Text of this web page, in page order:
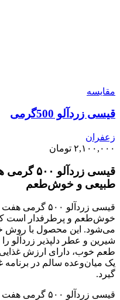
مقايسه
قیسی زردآلو 500گرمی
زعفران
۲,۱۰۰,۰۰۰ تومان
قیسی
طبیعی و خوش‌طعم
قیسی زردآلو
خوش‌طعم و پرطرفدار است که
می‌شود. این محصول با روش
شیرین و عطر دلپذیر زردآلو
طعم خوب، دارای ارزش غذایی
یک میان‌وعده سالم در برنامه
گیرد.
قیسی زردآلو